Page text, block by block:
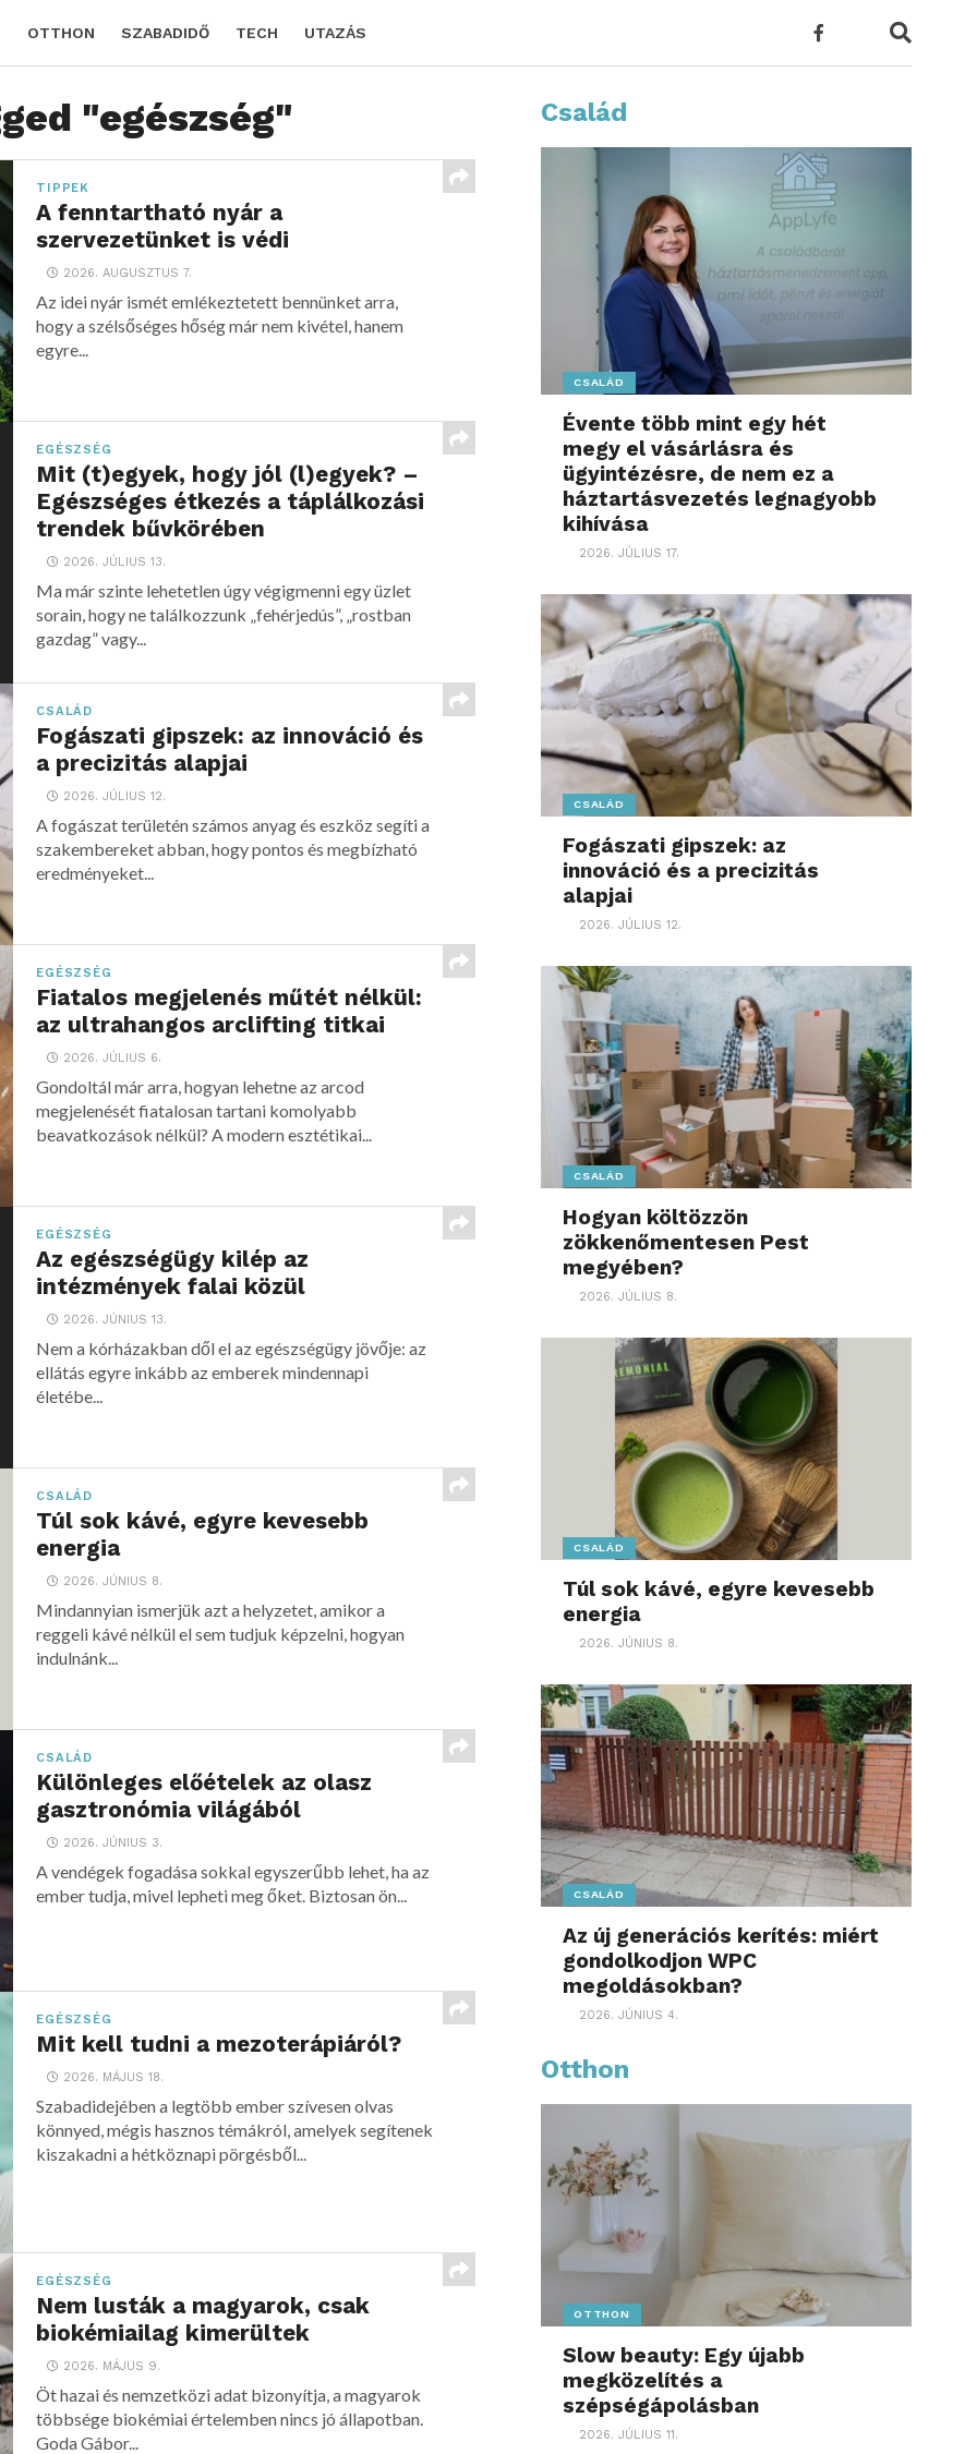
OTTHON SZABADIDŐ TECH UTAZÁS
"egészség"
TIPPEK
A fenntartható nyár a
szervezetünket is védi
2026. AUGUSZTUS 7.
Az idei nyár ismét emlékeztetett bennünket arra,
hogy a szélsőséges hőség már nem kivétel, hanem
egyre...
EGÉSZSÉG
Mit (t)egyek, hogy jól (l)egyek? –
Egészséges étkezés a táplálkozási
trendek bűvkörében
2026. JÚLIUS 13.
Ma már szinte lehetetlen úgy végigmenni egy üzlet
sorain, hogy ne találkozzunk „fehérjedús”, „rostban
gazdag” vagy...
CSALÁD
Fogászati gipszek: az innováció és
a precizitás alapjai
2026. JÚLIUS 12.
A fogászat területén számos anyag és eszköz segíti a
szakembereket abban, hogy pontos és megbízható
eredményeket...
EGÉSZSÉG
Fiatalos megjelenés műtét nélkül:
az ultrahangos arclifting titkai
2026. JÚLIUS 6.
Gondoltál már arra, hogyan lehetne az arcod
megjelenését fiatalosan tartani komolyabb
beavatkozások nélkül? A modern esztétikai...
EGÉSZSÉG
Az egészségügy kilép az
intézmények falai közül
2026. JÚNIUS 13.
Nem a kórházakban dől el az egészségügy jövője: az
ellátás egyre inkább az emberek mindennapi
életébe...
CSALÁD
Túl sok kávé, egyre kevesebb
energia
2026. JÚNIUS 8.
Mindannyian ismerjük azt a helyzetet, amikor a
reggeli kávé nélkül el sem tudjuk képzelni, hogyan
indulnánk...
CSALÁD
Különleges előételek az olasz
gasztronómia világából
2026. JÚNIUS 3.
A vendégek fogadása sokkal egyszerűbb lehet, ha az
ember tudja, mivel lepheti meg őket. Biztosan ön...
EGÉSZSÉG
Mit kell tudni a mezoterápiáról?
2026. MÁJUS 18.
Szabadidejében a legtöbb ember szívesen olvas
könnyed, mégis hasznos témákról, amelyek segítenek
kiszakadni a hétköznapi pörgésből...
EGÉSZSÉG
Nem lusták a magyarok, csak
biokémiailag kimerültek
2026. MÁJUS 9.
Öt hazai és nemzetközi adat bizonyítja, a magyarok
többsége biokémiai értelemben nincs jó állapotban.
Goda Gábor...
Család
CSALÁD
Évente több mint egy hét
megy el vásárlásra és
ügyintézésre, de nem ez a
háztartásvezetés legnagyobb
kihívása
2026. JÚLIUS 17.
CSALÁD
Fogászati gipszek: az
innováció és a precizitás
alapjai
2026. JÚLIUS 12.
CSALÁD
Hogyan költözzön
zökkenőmentesen Pest
megyében?
2026. JÚLIUS 8.
CSALÁD
Túl sok kávé, egyre kevesebb
energia
2026. JÚNIUS 8.
CSALÁD
Az új generációs kerítés: miért
gondolkodjon WPC
megoldásokban?
2026. JÚNIUS 4.
Otthon
OTTHON
Slow beauty: Egy újabb
megközelítés a
szépségápolásban
2026. JÚLIUS 11.